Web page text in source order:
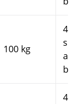
100 kg
4–7
4–7